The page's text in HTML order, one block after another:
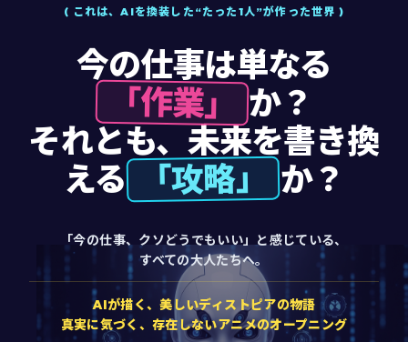
( これは、AIを換装した“たった1人”が作った世界 )
今の仕事は単なる
「作業」
か？
それとも、未来を書き換
える
「攻略」 か？
「今の仕事、クソどうでもいい」と感じている、
すべての大人たちへ。
AIが描く、美しいディストピアの物語
真実に気づく、存在しないアニメのオープニング